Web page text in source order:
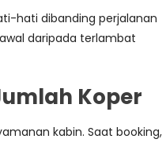
hati dibanding perjalanan
daripada terlambat
Koper
kabin. Saat booking,